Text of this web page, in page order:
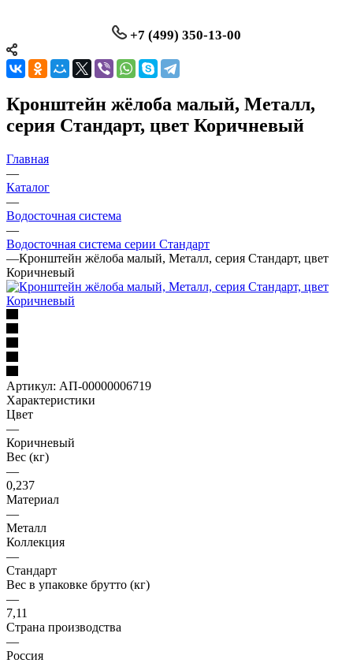
+7 (499) 350-13-00
Кронштейн жёлоба малый, Металл,
серия Стандарт, цвет Коричневый
Главная
—
Каталог
—
Водосточная система
—
Водосточная система серии Стандарт
—Кронштейн жёлоба малый, Металл, серия Стандарт, цвет
Коричневый
Артикул: АП-00000006719
Характеристики
Цвет
—
Коричневый
Вес (кг)
—
0,237
Материал
—
Металл
Коллекция
—
Стандарт
Вес в упаковке брутто (кг)
—
7,11
Страна производства
—
Россия